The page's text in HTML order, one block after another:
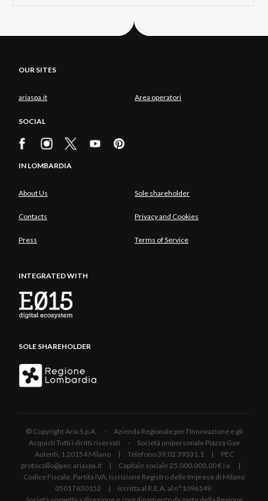
OUR SITES
ariaspa.it Area operatori
SOCIAL
IN LOMBARDIA
About Us Sole shareholder
Contacts Privacy and Cookies
Press Terms of Service
INTEGRATED WITH
SOLE SHAREHOLDER
© Copyright Aria S.p.A. - Azienda Regionale per l'Innovazione e gli
Acquisti Tutti i diritti riservati - Società unipersonale Piazza Gae
Aulenti, 1 20154 Milano | Telefono 39.02 39331.1 | PEC
protocollo@pec.ariaspa.it | Capitale sociale 25.000.000,00 € i.v. |
Codice Fiscale, Partita IVA, Iscrizione Registro delle Imprese di Milano
05017630152 | Iscritta al R.E.A. al n°1096149.